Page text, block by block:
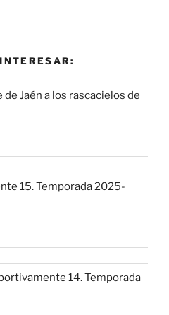
Jaén a los rascacielos de
15. Temporada 2025-
14. Temporada